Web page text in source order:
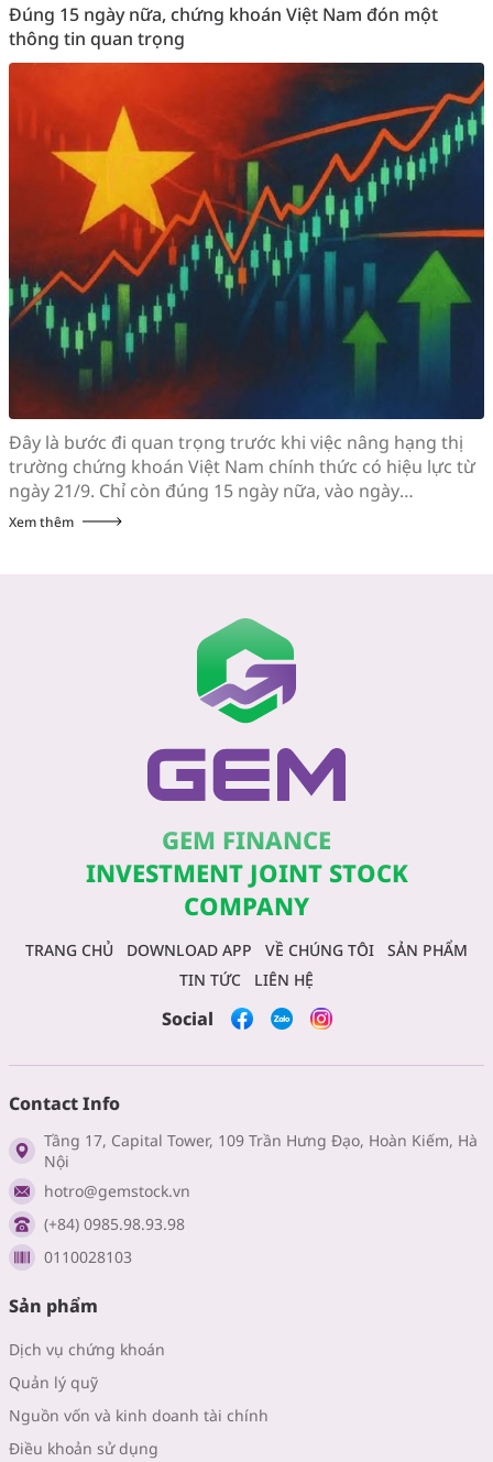
Đúng 15 ngày nữa, chứng khoán Việt Nam đón một
thông tin quan trọng
Đây là bước đi quan trọng trước khi việc nâng hạng thị
trường chứng khoán Việt Nam chính thức có hiệu lực từ
ngày 21/9. Chỉ còn đúng 15 ngày nữa, vào ngày
21/8/2026, FTSE Russell sẽ công bố danh mục cổ phiếu
Xem thêm
GEM FINANCE
INVESTMENT JOINT STOCK
COMPANY
TRANG CHỦ DOWNLOAD APP VỀ CHÚNG TÔI
SẢN PHẨM
TIN TỨC
LIÊN HỆ
Social
Contact Info
Tầng 17, Capital Tower, 109 Trần Hưng Đạo, Hoàn Kiếm, Hà
Nội
hotro@gemstock.vn
(+84) 0985.98.93.98
0110028103
Sản phẩm
Dịch vụ chứng khoán
Quản lý quỹ
Nguồn vốn và kinh doanh tài chính
Điều khoản sử dụng